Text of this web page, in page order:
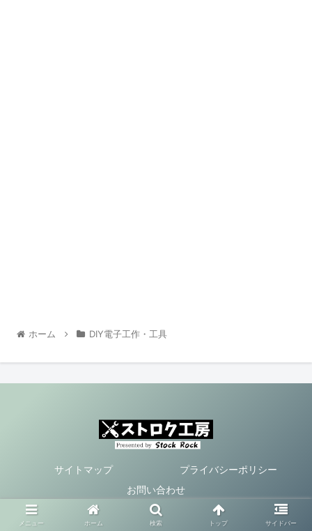
ホーム DIY電子工作・工具
サイトマップ
プライバシーポリシー
お問い合わせ
Copyright © 2021 ストロク工房 All Rights Reserved.
メニュー ホーム 検索 トップ サイドバー